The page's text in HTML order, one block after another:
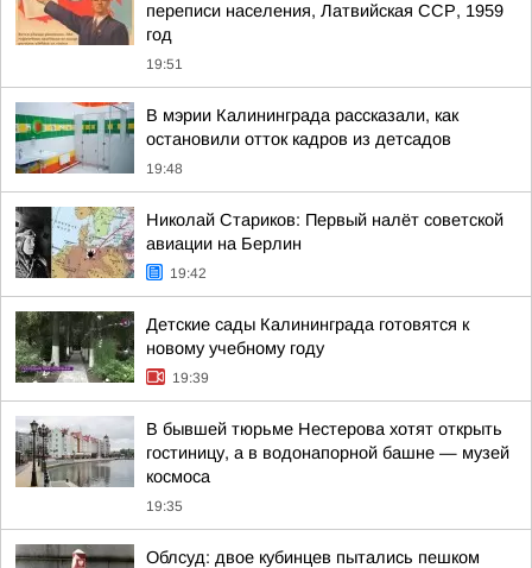
переписи населения, Латвийская ССР, 1959
год
19:51
В мэрии Калининграда рассказали, как
остановили отток кадров из детсадов
19:48
Николай Стариков: Первый налёт советской
авиации на Берлин
19:42
Детские сады Калининграда готовятся к
новому учебному году
19:39
В бывшей тюрьме Нестерова хотят открыть
гостиницу, а в водонапорной башне — музей
космоса
19:35
Облсуд: двое кубинцев пытались пешком